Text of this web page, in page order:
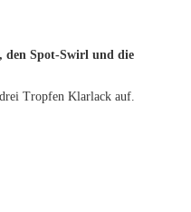
den Spot-Swirl und die
Tropfen Klarlack auf.